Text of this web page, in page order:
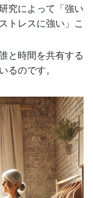
究によって「強い
トレスに強い」こ
と時間を共有する
のです。